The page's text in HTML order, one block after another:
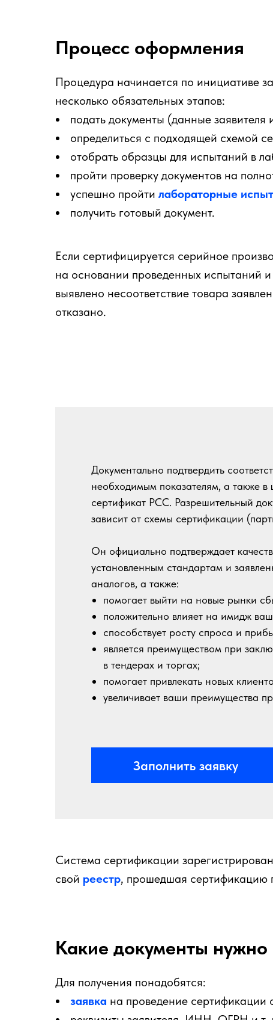
Процесс оформления
Процедура начинается по инициативе
несколько обязательных этапов:
подать документы (данные
определиться с подходящей схемой
отобрать образцы для испытаний в
пройти проверку документов на
успешно пройти лабораторные
получить готовый документ.
Если сертифицируется серийное
на основании проведенных испытаний
выявлено несоответствие товара
отказано.
Документально подтвердить
необходимым показателям, а также
сертификат РСС. Разрешительный
зависит от схемы сертификации
Он официально подтверждает
установленным стандартам и
аналогов, а также:
помогает выйти на новые рынки
положительно влияет на имидж
способствует росту спроса и
является преимуществом при
в тендерах и торгах;
помогает привлекать новых
увеличивает ваши преимущества
Заполнить заявку
Система сертификации
свой реестр, прошедшая сертификацию
Какие документы нужно
Для получения понадобятся:
заявка на проведение сертификации